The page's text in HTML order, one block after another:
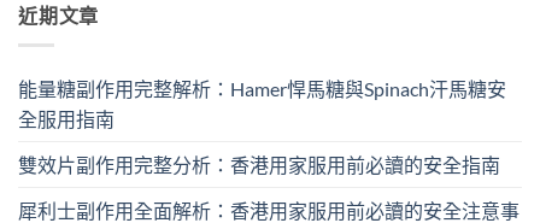
近期文章
能量糖副作用完整解析：Hamer悍馬糖與Spinach汗馬糖安
全服用指南
雙效片副作用完整分析：香港用家服用前必讀的安全指南
犀利士副作用全面解析：香港用家服用前必讀的安全注意事